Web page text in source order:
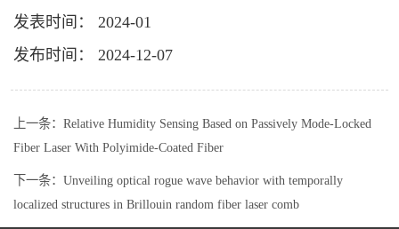
发表时间： 2024-01
发布时间： 2024-12-07
上一条： Relative Humidity Sensing Based on Passively Mode-Locked
Fiber Laser With Polyimide-Coated Fiber
下一条： Unveiling optical rogue wave behavior with temporally
localized structures in Brillouin random fiber laser comb